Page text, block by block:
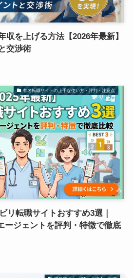
収を上げる方法【2026年最新】
交渉術
有名転職サイトの上手な使い方・評判・注意点
リ転職サイトおすすめ3選｜
ージェントを評判・特徴で徹底